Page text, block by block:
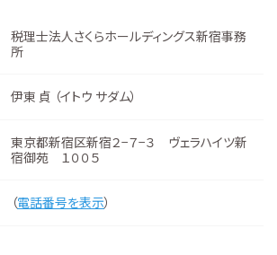
税理士法人さくらホールディングス新宿事務
所
伊東 貞 （イトウ サダム）
東京都新宿区新宿２−７−３ ヴェラハイツ新
宿御苑 １００５
（電話番号を表示）